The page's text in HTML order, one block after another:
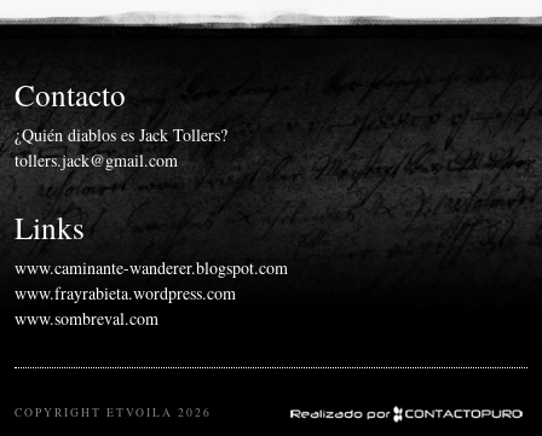
Contacto
¿Quién diablos es Jack Tollers?
tollers.jack@gmail.com
Links
www.caminante-wanderer.blogspot.com
www.frayrabieta.wordpress.com
www.sombreval.com
COPYRIGHT ETVOILA 2026